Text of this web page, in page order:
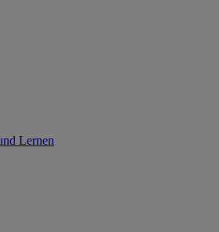
Lernen